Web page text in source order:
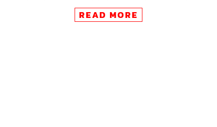
ปริมาณ เช่น ฐานะการเงิน ผลประกอบการ และ 2. ในเชิง
คุณภาพ เช่น ในด้านมาตรฐานบัญชี ระบบควบคุมตรวจสอบ
READ MORE